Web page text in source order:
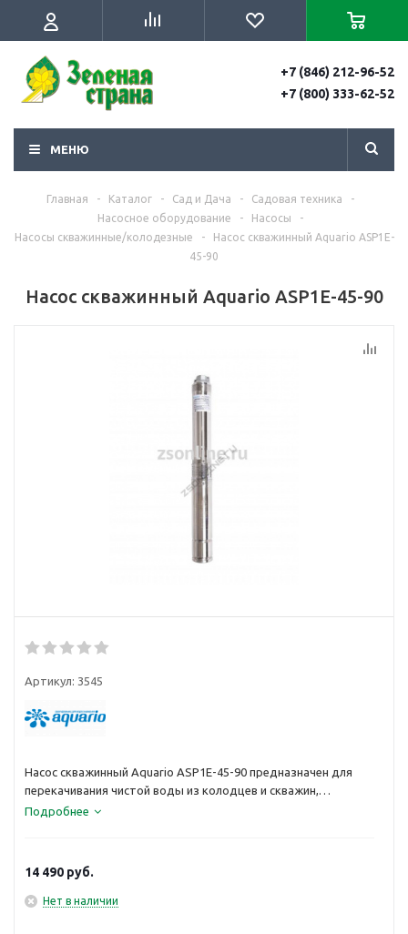
+7 (846) 212-96-52
+7 (800) 333-62-52
МЕНЮ
Главная - Каталог - Сад и Дача - Садовая техника
-
Насосное оборудование
- Насосы
-
Насосы скважинные/колодезные
-
Насос скважинный Aquario ASP1E-
45-90
Насос скважинный Aquario ASP1E-45-90
Артикул: 3545
Насос скважинный Aquario ASP1E-45-90 предназначен для
перекачивания чистой воды из колодцев и скважин,
применяется в бытовом водоснабжении и садоводстве.
Подробнее
14 490 руб.
Нет в наличии